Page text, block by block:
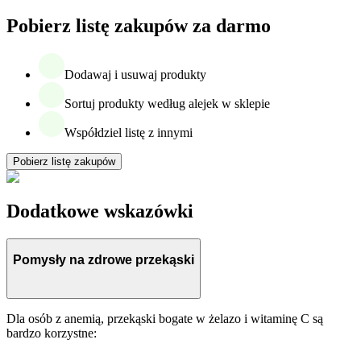
Pobierz listę zakupów za darmo
Dodawaj i usuwaj produkty
Sortuj produkty według alejek w sklepie
Współdziel listę z innymi
Pobierz listę zakupów
Dodatkowe wskazówki
Pomysły na zdrowe przekąski
Dla osób z anemią, przekąski bogate w żelazo i witaminę C są
bardzo korzystne: